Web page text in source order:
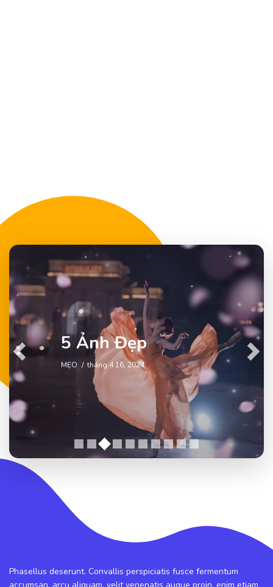
5 Ảnh Đẹp
MẸO tháng 4 16, 2024
Previous Next
Phasellus deserunt. Convallis perspiciatis fusce fermentum